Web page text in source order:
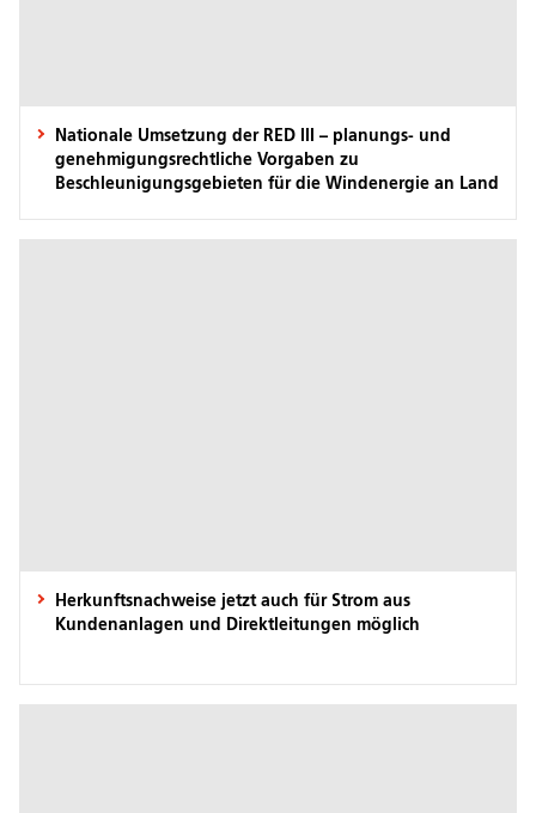
Nationale Umsetzung der RED III – planungs- und
genehmigungsrechtliche Vorgaben zu
Beschleunigungsgebieten für die Windenergie an Land
Herkunftsnachweise jetzt auch für Strom aus
Kundenanlagen und Direktleitungen möglich